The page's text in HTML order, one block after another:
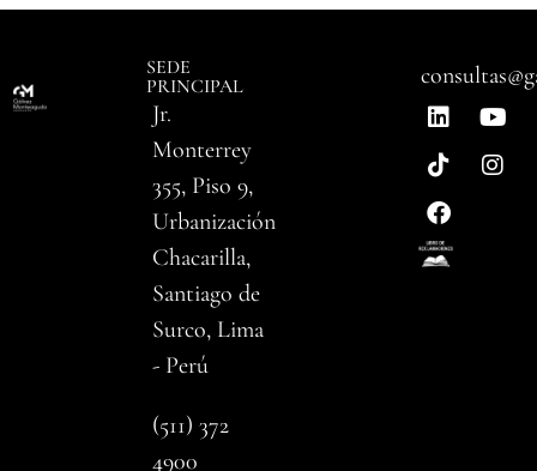
SEDE
PRINCIPAL
Jr.
Monterrey
355, Piso 9,
Urbanización
Chacarilla,
Santiago de
Surco, Lima
- Perú
(511) 372
4900